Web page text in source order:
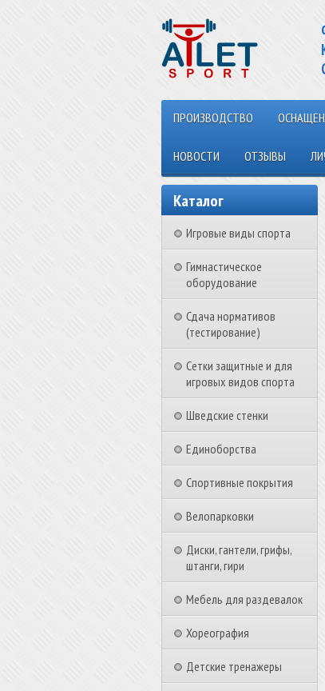
ПРОИЗВОДСТВО
НОВОСТИ ОТЗЫВЫ
Каталог
Игровые виды спорта
Гимнастическое
оборудование
Сдача нормативов
(тестирование)
Сетки защитные и для
игровых видов спорта
Шведские стенки
Единоборства
Спортивные покрытия
Велопарковки
Диски, гантели, грифы,
штанги, гири
Мебель для раздевалок
Хореография
Детские тренажеры